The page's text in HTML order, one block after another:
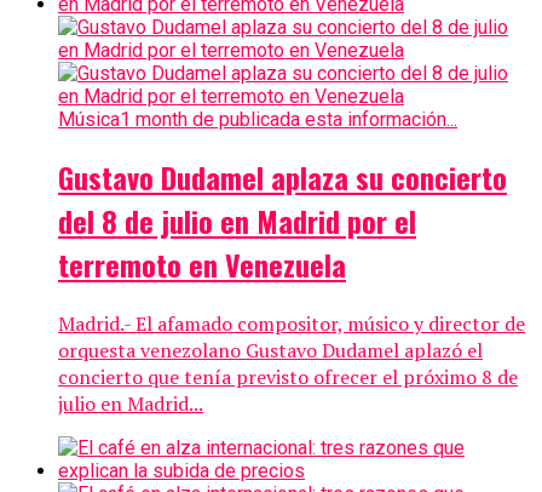
Música1 month de publicada esta información...
Gustavo Dudamel aplaza su concierto
del 8 de julio en Madrid por el
terremoto en Venezuela
Madrid.- El afamado compositor, músico y director de
orquesta venezolano Gustavo Dudamel aplazó el
concierto que tenía previsto ofrecer el próximo 8 de
julio en Madrid...